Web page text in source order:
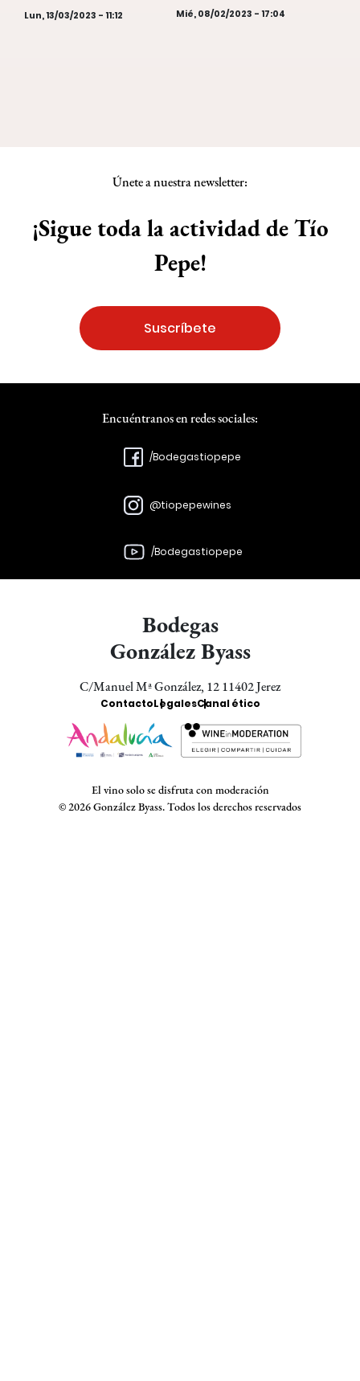
Lun, 13/03/2023 - 11:12 Mié, 08/02/2023 - 17:04
Únete a nuestra newsletter:
Suscríbete
¡Sigue toda la actividad de Tío
Pepe!
Encuéntranos en redes sociales:
/Bodegastiopepe
@tiopepewines
/Bodegastiopepe
Bodegas
González Byass
C/Manuel Mª González, 12 11402 Jerez
Enlaces
Bodegas
ContactoLegalesCanal ético
El vino solo se disfruta con moderación
© 2026 González Byass. Todos los derechos reservados